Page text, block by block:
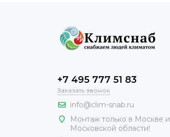
+7 495 777 51 83
Заказать звонок
info@clim-snab.ru
Монтаж только в Москве и
Московской области!